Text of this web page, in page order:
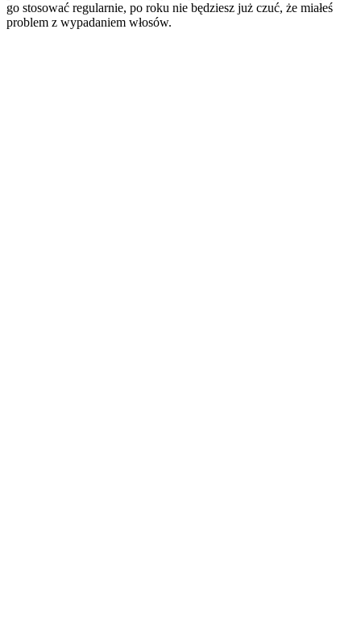
go stosować regularnie, po roku nie będziesz już czuć, że miałeś
problem z wypadaniem włosów.